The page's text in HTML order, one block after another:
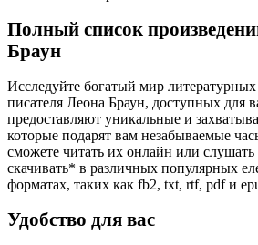
Полный список
Браун
Исследуйте богатый мир
писателя Леона Браун, доступных для
предоставляют уникальные и
которые подарят вам незабываемые
сможете читать их онлайн или слушать
скачивать* в различных популярных
форматах, таких как fb2, txt, rtf, pdf и
Удобство для вас